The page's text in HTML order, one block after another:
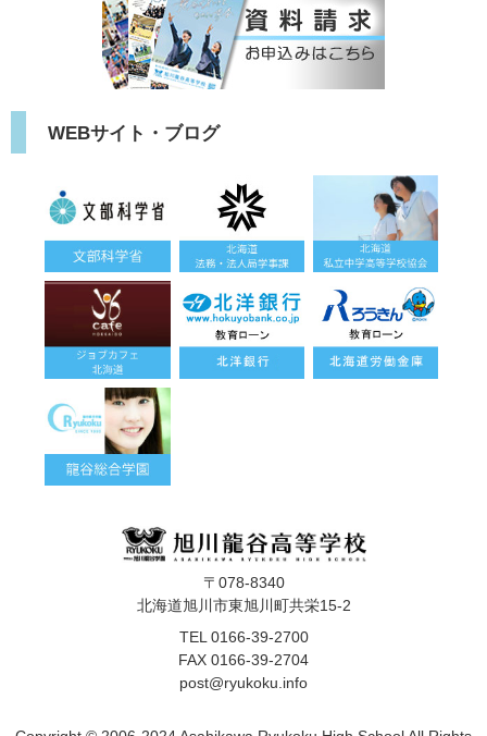
WEBサイト・ブログ
〒078-8340
北海道旭川市東旭川町共栄15-2
TEL 0166-39-2700
FAX 0166-39-2704
post@ryukoku.info